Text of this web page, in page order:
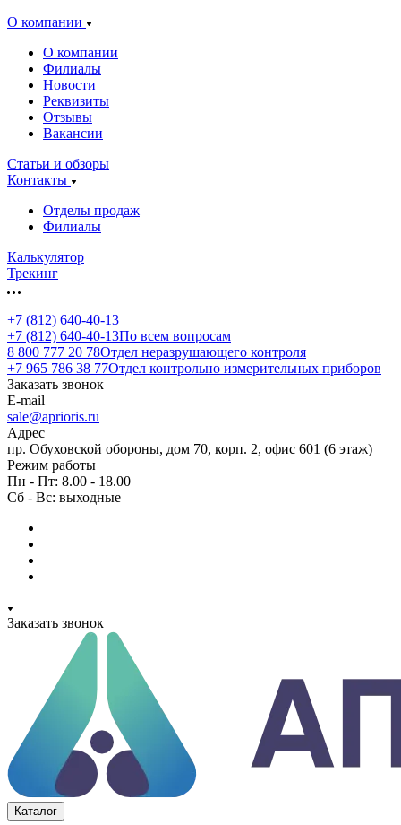
О компании
О компании
Филиалы
Новости
Реквизиты
Отзывы
Вакансии
Статьи и обзоры
Контакты
Отделы продаж
Филиалы
Калькулятор
Трекинг
+7 (812) 640-40-13
+7 (812) 640-40-13По всем вопросам
8 800 777 20 78Отдел неразрушающего контроля
+7 965 786 38 77Отдел контрольно измерительных приборов
Заказать звонок
E-mail
sale@aprioris.ru
Адрес
пр. Обуховской обороны, дом 70, корп. 2, офис 601 (6 этаж)
Режим работы
Пн - Пт: 8.00 - 18.00
Сб - Вс: выходные
Заказать звонок
Каталог